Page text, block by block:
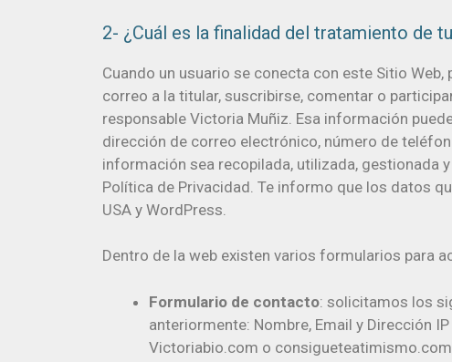
2- ¿Cuál es la finalidad del tratamiento de
Cuando un usuario se conecta con este Sitio
correo a la titular, suscribirse, comentar o
responsable Victoria Muñiz. Esa información
dirección de correo electrónico, número de
información sea recopilada, utilizada, gestionada
Política de Privacidad. Te informo que los datos
USA y WordPress.
Dentro de la web existen varios formularios para
Formulario de contacto: solicitamos los
anteriormente: Nombre, Email y Dirección
Victoriabio.com o